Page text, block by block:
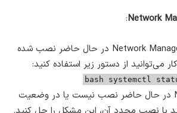
:
ابتدا بررسی کنید که Network Manager در حال حاضر نصب شده
می‌توانید از دستور زیر استفاده کنید:
bash systemctl
اگر Network Manager در حال حاضر نصب نیست یا در وضعیت